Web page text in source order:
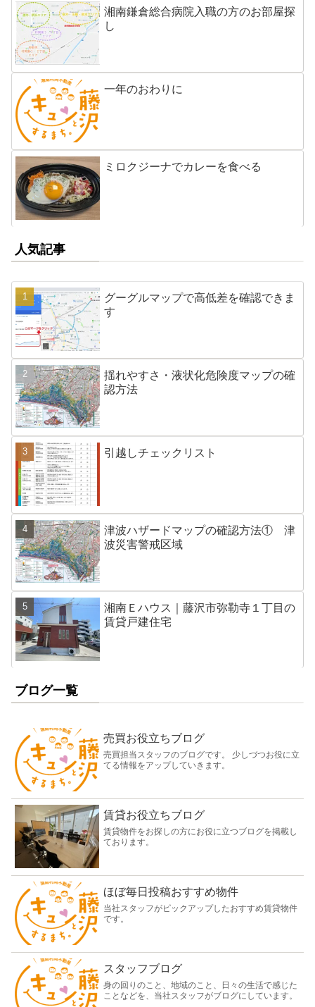
湘南鎌倉総合病院入職の方のお部屋探
し
一年のおわりに
ミロクジーナでカレーを食べる
人気記事
グーグルマップで高低差を確認できま
す
揺れやすさ・液状化危険度マップの確
認方法
引越しチェックリスト
津波ハザードマップの確認方法① 津
波災害警戒区域
湘南Ｅハウス｜藤沢市弥勒寺１丁目の
賃貸戸建住宅
ブログ一覧
売買お役立ちブログ
売買担当スタッフのブログです。 少しづつお役に立
てる情報をアップしていきます。
賃貸お役立ちブログ
賃貸物件をお探しの方にお役に立つブログを掲載し
ております。
ほぼ毎日投稿おすすめ物件
当社スタッフがピックアップしたおすすめ賃貸物件
です。
スタッフブログ
身の回りのこと、地域のこと、日々の生活で感じた
ことなどを、当社スタッフがブログにしています。